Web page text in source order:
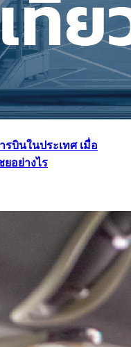
บินในประเทศ เมื่อ
ยอย่างไร